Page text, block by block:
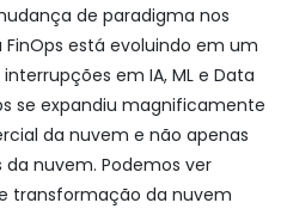
de paradigma nos
está evoluindo em um
em IA, ML e Data
se expandiu magnificamente
da nuvem e não apenas
nuvem. Podemos ver
transformação da nuvem